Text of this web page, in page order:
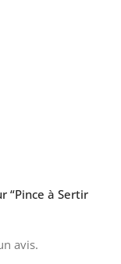
“Pince à Sertir
avis.